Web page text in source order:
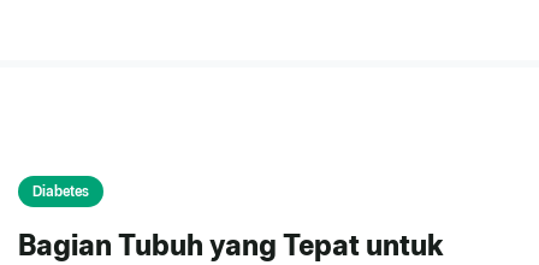
Diabetes
Bagian Tubuh yang Tepat untuk